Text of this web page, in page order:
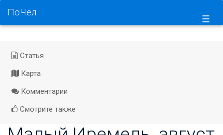
☰
ПоЧел
Статья
Карта
Комментарии
Смотрите также